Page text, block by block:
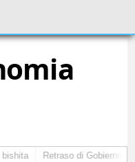
Retraso di Gobierno ta